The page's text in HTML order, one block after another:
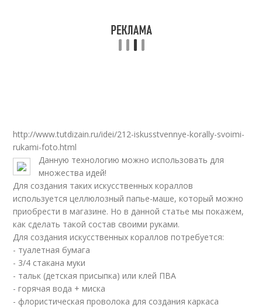
http://www.tutdizain.ru/idei/212-iskusstvennye-korally-svoimi-
rukami-foto.html
Данную технологию можно использовать для
множества идей!
Для создания таких искусственных кораллов
используется целлюлозный папье-маше, который можно
приобрести в магазине. Но в данной статье мы покажем,
как сделать такой состав своими руками.
Для создания искусственных кораллов потребуется:
- туалетная бумага
- 3/4 стакана муки
- тальк (детская присыпка) или клей ПВА
- горячая вода + миска
- флористическая проволока для создания каркаса